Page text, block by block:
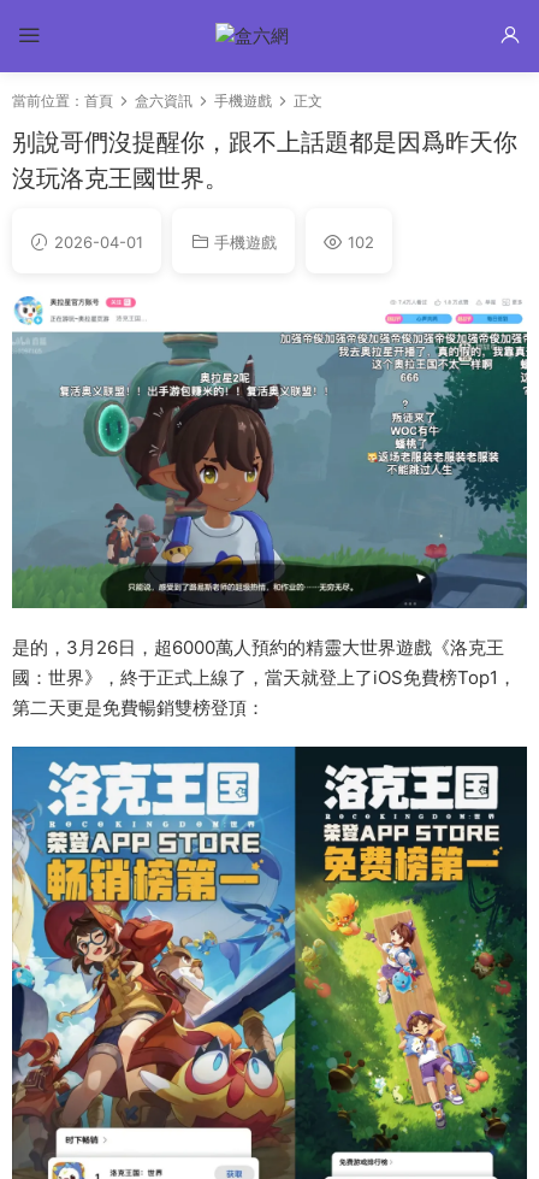
當前位置： 首頁 盒六資訊 手機遊戲 正文
别說哥們沒提醒你，跟不上話題都是因爲昨天你
沒玩洛克王國世界。
2026-04-01 手機遊戲 102
是的，3月26日，超6000萬人預約的精靈大世界遊戲《洛克王
國：世界》，終于正式上線了，當天就登上了iOS免費榜Top1，
第二天更是免費暢銷雙榜登頂：